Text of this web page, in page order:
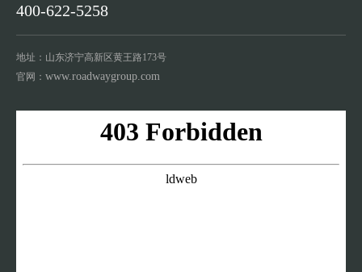
400-622-5258
地址：山东济宁高新区黄王路173号
官网： www.roadwaygroup.com